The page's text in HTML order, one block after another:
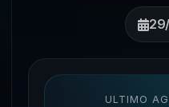
ULTIMO